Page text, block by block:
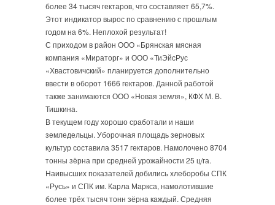
более 34 тысяч гектаров, что составляет 65,7%.
Этот индикатор вырос по сравнению с прошлым
годом на 6%. Неплохой результат!
С приходом в район ООО «Брянская мясная
компания «Мираторг» и ООО «ТиЭйсРус
«Хвастовичский» планируется дополнительно
ввести в оборот 1666 гектаров. Данной работой
также занимаются ООО «Новая земля», КФХ М. В.
Тишкина.
В текущем году хорошо сработали и наши
земледельцы. Уборочная площадь зерновых
культур составила 3517 гектаров. Намолочено 8704
тонны зёрна при средней урожайности 25 ц/га.
Наивысших показателей добились хлеборобы СПК
«Русь» и СПК им. Карла Маркса, намолотившие
более трёх тысяч тонн зёрна каждый. Средняя